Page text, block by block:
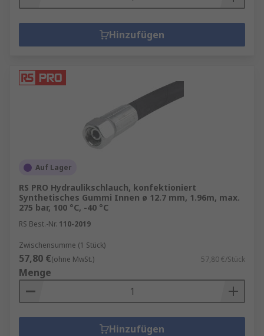
Hinzufügen
Auf Lager
RS PRO Hydraulikschlauch, konfektioniert
Synthetisches Gummi Innen ø 12.7 mm, 1.96m, max.
275 bar, 100 °C, -40 °C
RS Best.-Nr. 110-2019
Zwischensumme (1 Stück)
57,80 €(ohne MwSt.) 57,80 €/Stück
Menge
Hinzufügen